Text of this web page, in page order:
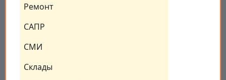
Ремонт
САПР
СМИ
Склады